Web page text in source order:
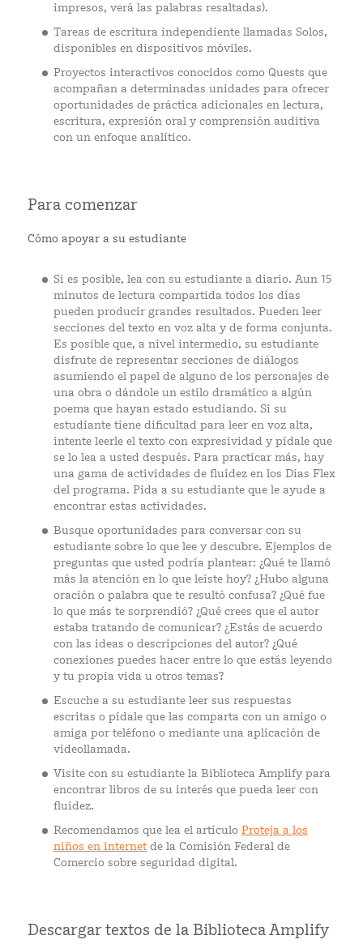
impresos, verá las palabras resaltadas).
Tareas de escritura independiente llamadas Solos,
disponibles en dispositivos móviles.
Proyectos interactivos conocidos como Quests que
acompañan a determinadas unidades para ofrecer
oportunidades de práctica adicionales en lectura,
escritura, expresión oral y comprensión auditiva
con un enfoque analítico.
Para comenzar
Cómo apoyar a su estudiante
Si es posible, lea con su estudiante a diario. Aun 15
minutos de lectura compartida todos los días
pueden producir grandes resultados. Pueden leer
secciones del texto en voz alta y de forma conjunta.
Es posible que, a nivel intermedio, su estudiante
disfrute de representar secciones de diálogos
asumiendo el papel de alguno de los personajes de
una obra o dándole un estilo dramático a algún
poema que hayan estado estudiando. Si su
estudiante tiene dificultad para leer en voz alta,
intente leerle el texto con expresividad y pídale que
se lo lea a usted después. Para practicar más, hay
una gama de actividades de fluidez en los Días Flex
del programa. Pida a su estudiante que le ayude a
encontrar estas actividades.
Busque oportunidades para conversar con su
estudiante sobre lo que lee y descubre. Ejemplos de
preguntas que usted podría plantear: ¿Qué te llamó
más la atención en lo que leíste hoy? ¿Hubo alguna
oración o palabra que te resultó confusa? ¿Qué fue
lo que más te sorprendió? ¿Qué crees que el autor
estaba tratando de comunicar? ¿Estás de acuerdo
con las ideas o descripciones del autor? ¿Qué
conexiones puedes hacer entre lo que estás leyendo
y tu propia vida u otros temas?
Escuche a su estudiante leer sus respuestas
escritas o pídale que las comparta con un amigo o
amiga por teléfono o mediante una aplicación de
videollamada.
Visite con su estudiante la Biblioteca Amplify para
encontrar libros de su interés que pueda leer con
fluidez.
Recomendamos que lea el artículo Proteja a los
niños en internet de la Comisión Federal de
Comercio sobre seguridad digital.
Descargar textos de la Biblioteca Amplify